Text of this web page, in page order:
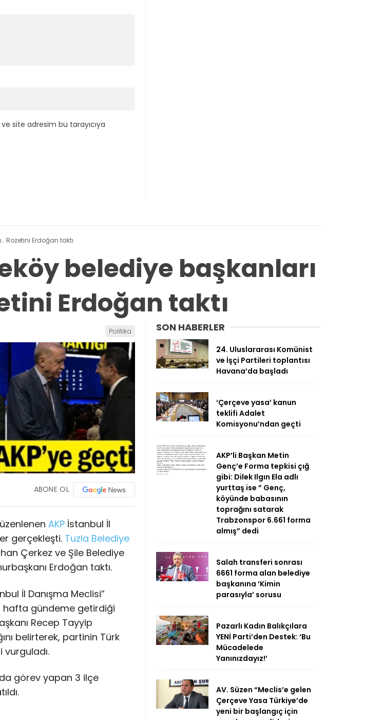
site adresim bu tarayıcıya
Rozetini Erdoğan taktı
belediye başkanları
Erdoğan taktı
Politika
ABONE OL
AKP İstanbul İl
gerçekleşti. Tuzla Belediye
Çerkez ve Şile Belediye
Erdoğan taktı.
İl Danışma Meclisi”
hafta gündeme getirdiği
Recep Tayyip
belirterek, partinin Türk
görev yapan 3 ilçe
SON HABERLER
24. Uluslararası Komünist
ve İşçi Partileri toplantısı
Havana’da başladı
‘Çerçeve yasa’ kanun
teklifi Adalet
Komisyonu’ndan geçti
AKP’li Başkan Metin
Genç’e Forma tepkisi çığ
gibi: Dilek Ilgın Ela adlı
yurttaş ise ” Genç,
köyünde babasının
toprağını satarak
Trabzonspor 6.661 forma
almış” dedi
Salah transferi sonrası
6661 forma alan belediye
başkanına ‘Kimin
parasıyla’ sorusu
Pazarlı Kadın Balıkçılara
YENİ Parti’den Destek: ‘Bu
Mücadelede
Yanınızdayız!’
AV. Süzen “Meclis’e gelen
Çerçeve Yasa Türkiye’de
yeni bir başlangıç için